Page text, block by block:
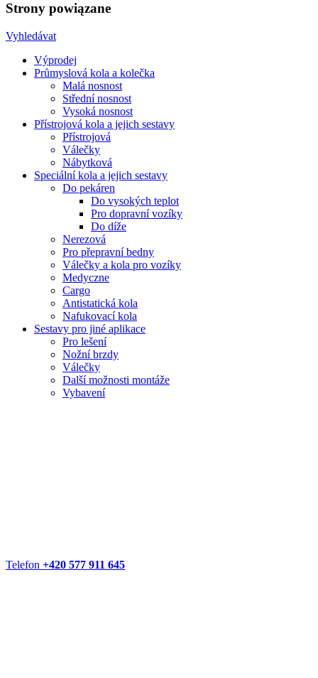
Strony powiązane
Vyhledávat
Výprodej
Průmyslová kola a kolečka
Malá nosnost
Střední nosnost
Vysoká nosnost
Přístrojová kola a jejich sestavy
Přístrojová
Válečky
Nábytková
Speciální kola a jejich sestavy
Do pekáren
Do vysokých teplot
Pro dopravní vozíky
Do díže
Nerezová
Pro přepravní bedny
Válečky a kola pro vozíky
Medyczne
Cargo
Antistatická kola
Nafukovací kola
Sestavy pro jiné aplikace
Pro lešení
Nožní brzdy
Válečky
Další možnosti montáže
Vybavení
Telefon +420 577 911 645